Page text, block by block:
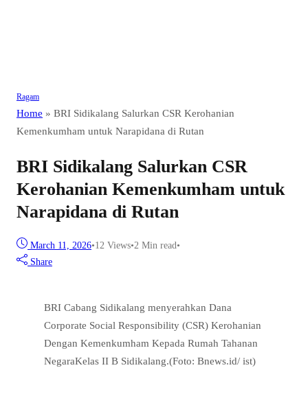
Ragam
Home » BRI Sidikalang Salurkan CSR Kerohanian
Kemenkumham untuk Narapidana di Rutan
BRI Sidikalang Salurkan CSR
Kerohanian Kemenkumham untuk
Narapidana di Rutan
March 11, 2026•12 Views•2 Min read•
Share
BRI Cabang Sidikalang menyerahkan Dana
Corporate Social Responsibility (CSR) Kerohanian
Dengan Kemenkumham Kepada Rumah Tahanan
NegaraKelas II B Sidikalang.(Foto: Bnews.id/ ist)